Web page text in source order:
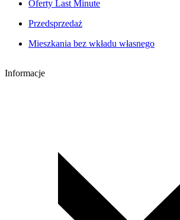
Oferty Last Minute
Przedsprzedaż
Mieszkania bez wkładu własnego
Informacje